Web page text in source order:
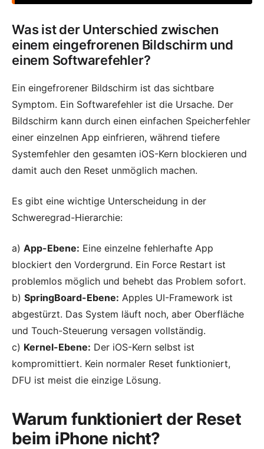
Was ist der Unterschied zwischen
einem eingefrorenen Bildschirm und
einem Softwarefehler?
Ein eingefrorener Bildschirm ist das sichtbare
Symptom. Ein Softwarefehler ist die Ursache. Der
Bildschirm kann durch einen einfachen Speicherfehler
einer einzelnen App einfrieren, während tiefere
Systemfehler den gesamten iOS-Kern blockieren und
damit auch den Reset unmöglich machen.
Es gibt eine wichtige Unterscheidung in der
Schweregrad-Hierarchie:
a) App-Ebene: Eine einzelne fehlerhafte App
blockiert den Vordergrund. Ein Force Restart ist
problemlos möglich und behebt das Problem sofort.
b) SpringBoard-Ebene: Apples UI-Framework ist
abgestürzt. Das System läuft noch, aber Oberfläche
und Touch-Steuerung versagen vollständig.
c) Kernel-Ebene: Der iOS-Kern selbst ist
kompromittiert. Kein normaler Reset funktioniert,
DFU ist meist die einzige Lösung.
Warum funktioniert der Reset
beim iPhone nicht?